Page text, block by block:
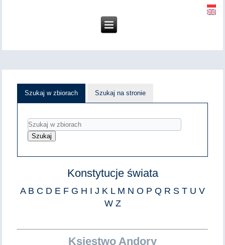
Szukaj w zbiorach Szukaj na stronie
Konstytucje świata
A B C D E F G H I J K L M N O P Q R S T U V
W Z
Księstwo Andory